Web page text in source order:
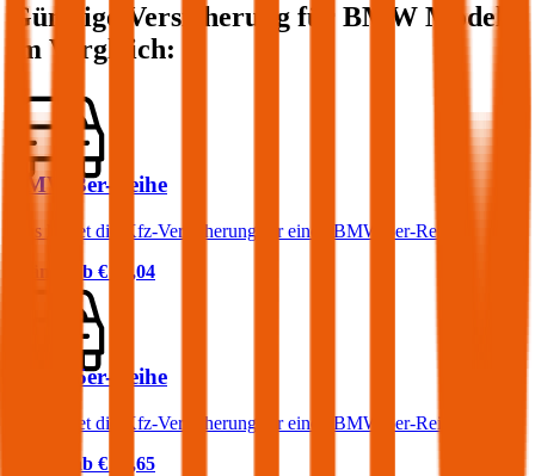
Günstige Versicherung für BMW Modelle
im Vergleich:
BMW 3er-Reihe
Was kostet die Kfz-Versicherung für einen BMW 3er-Reihe?
Prämie ab € 68,04
BMW 5er-Reihe
Was kostet die Kfz-Versicherung für einen BMW 5er-Reihe?
Prämie ab € 83,65